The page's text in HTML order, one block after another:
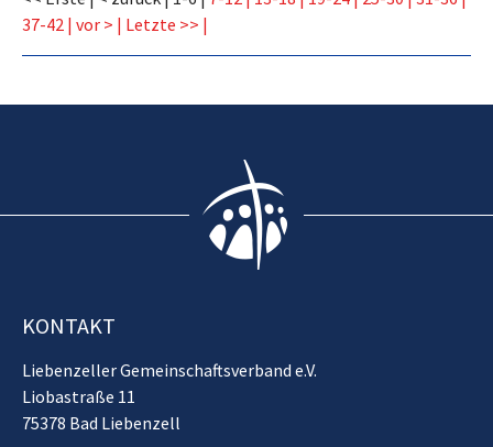
37-42 vor > Letzte >>
KONTAKT
Liebenzeller Gemeinschaftsverband e.V.
Liobastraße 11
75378 Bad Liebenzell